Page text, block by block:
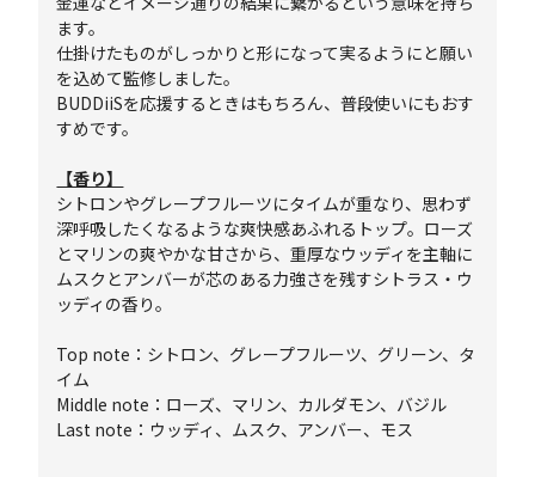
ます。
仕掛けたものがしっかりと形になって実るようにと願い
を込めて監修しました。
BUDDiiSを応援するときはもちろん、普段使いにもおす
すめです。
【香り】
シトロンやグレープフルーツにタイムが重なり、思わず
深呼吸したくなるような爽快感あふれるトップ。ローズ
とマリンの爽やかな甘さから、重厚なウッディを主軸に
ムスクとアンバーが芯のある力強さを残すシトラス・ウ
ッディの香り。
Top note：シトロン、グレープフルーツ、グリーン、タ
イム
Middle note：ローズ、マリン、カルダモン、バジル
Last note：ウッディ、ムスク、アンバー、モス